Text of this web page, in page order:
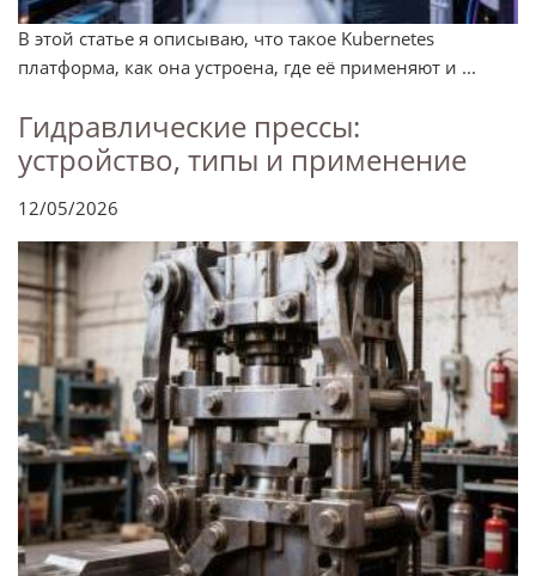
В этой статье я описываю, что такое Kubernetes
платформа, как она устроена, где её применяют и ...
Гидравлические прессы:
устройство, типы и применение
12/05/2026